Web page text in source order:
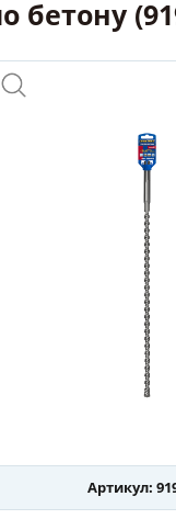
бетону
Артикул: